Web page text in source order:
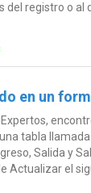
del registro o al
en un
tabla
Salida y
Actualizar el